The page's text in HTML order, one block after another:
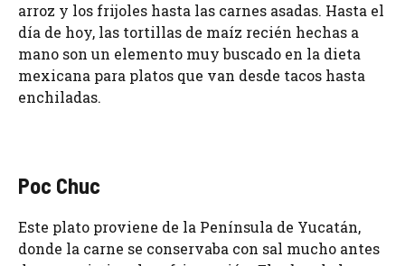
arroz y los frijoles hasta las carnes asadas. Hasta el
día de hoy, las tortillas de maíz recién hechas a
mano son un elemento muy buscado en la dieta
mexicana para platos que van desde tacos hasta
enchiladas.
Poc Chuc
Este plato proviene de la Península de Yucatán,
donde la carne se conservaba con sal mucho antes